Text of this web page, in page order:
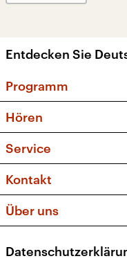
Entdecken Sie
Programm
Sendungen
Musikliste
Kakadu – Das
Hören
Frequenzen
Service
FAQ
Apps
Newsletter
Kontakt
Social Media
Über uns
Presse